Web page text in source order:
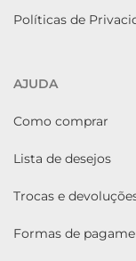
Políticas de
AJUDA
Como comprar
Lista de desejos
Trocas e
Formas de